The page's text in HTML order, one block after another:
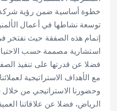
خطوة أساسية ضمن رؤية شركة
توسعة نشاطها في أعمال
إتمام هذه الصفقة حيث نفتخر
استشارية مصممة حسب
فضلا عن قدرتها على تنفيذ
مع الأهداف الاستراتيجية
وحضورنا الاستراتيجي من
الرياض، فضلا عن علاقاتنا